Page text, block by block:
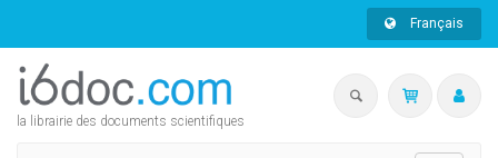
Français
la librairie des documents scientifiques